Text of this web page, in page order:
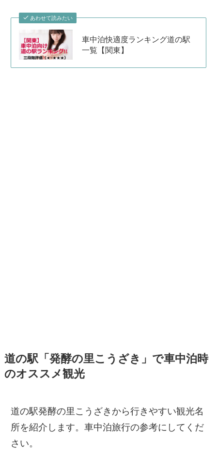
あわせて読みたい
車中泊快適度ランキング道の駅
一覧【関東】
道の駅「発酵の里こうざき」で車中泊時
のオススメ観光
道の駅発酵の里こうざきから行きやすい観光名
所を紹介します。車中泊旅行の参考にしてくだ
さい。